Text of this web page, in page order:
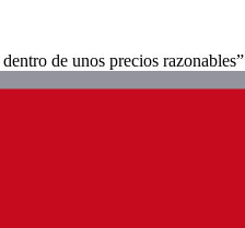
de unos precios razonables”